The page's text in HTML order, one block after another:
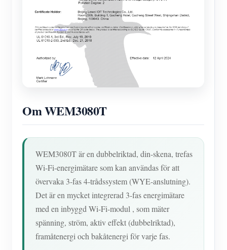
Om WEM3080T
WEM3080T är en dubbelriktad, din-skena, trefas
Wi-Fi-energimätare som kan användas för att
övervaka 3-fas 4-trådssystem (WYE-anslutning).
Det är en mycket integrerad 3-fas energimätare
med en inbyggd Wi-Fi-modul , som mäter
spänning, ström, aktiv effekt (dubbelriktad),
framåtenergi och bakåtenergi för varje fas.